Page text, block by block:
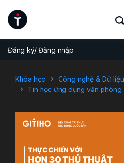
Đăng ký/ Đăng nhập
Khóa học
Công nghệ & Dữ liệu
Tin học ứng dụng văn phòng